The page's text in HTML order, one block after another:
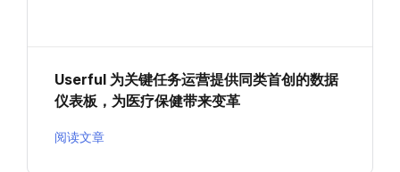
Userful 为关键任务运营提供同类首创的数据
仪表板，为医疗保健带来变革
阅读文章